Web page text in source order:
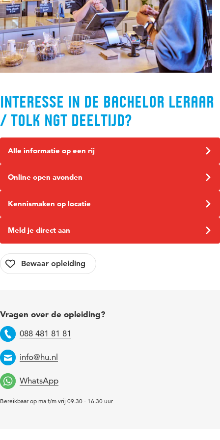
In de toekomst wordt de afstudeervariant tolk NGT mogelijk
ook toegankelijk voor dove studenten. Laat je informeren
over de status viasecretariaat.igtd@hu.nl.
Interesse in de bachelor Leraar
/ Tolk NGT deeltijd?
Alle informatie op een rij
Online open avonden
Kennismaken op locatie
Meld je direct aan
Vragen over de opleiding?
Telefoon
088 481 81 81
Email
info@hu.nl
WhatsApp
Bereikbaar op ma t/m vrij 09.30 - 16.30 uur